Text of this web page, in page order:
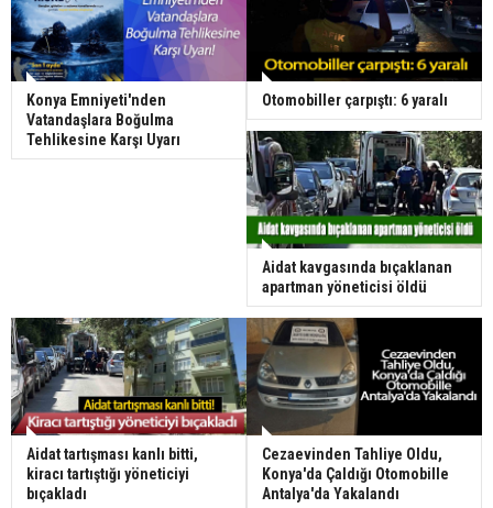
Konya Emniyeti'nden
Vatandaşlara Boğulma
Tehlikesine Karşı Uyarı
Otomobiller çarpıştı: 6 yaralı
Aidat kavgasında bıçaklanan
apartman yöneticisi öldü
Aidat tartışması kanlı bitti,
kiracı tartıştığı yöneticiyi
bıçakladı
Cezaevinden Tahliye Oldu,
Konya'da Çaldığı Otomobille
Antalya'da Yakalandı